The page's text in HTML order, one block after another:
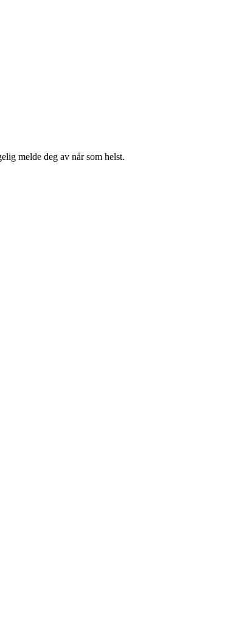
melde deg av når som helst.